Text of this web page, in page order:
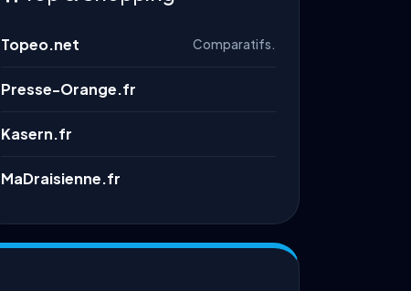
Topeo.net Comparatifs.
Presse-Orange.fr
Kasern.fr
MaDraisienne.fr